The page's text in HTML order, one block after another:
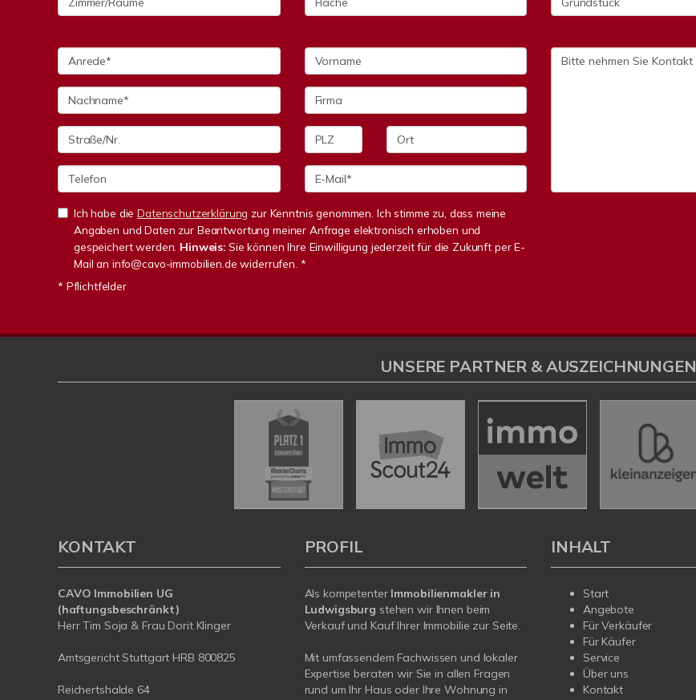
Ich habe dieDatenschutzerklärung zur Kenntnis genommen. Ich stimme zu, dass meine
Angaben und Daten zur Beantwortung meiner Anfrage elektronisch erhoben und
gespeichert werden. Hinweis:Sie können Ihre Einwilligung jederzeit für die Zukunft per E-
Mail an info@cavo-immobilien.de widerrufen. *
* Pflichtfelder
UNSERE PARTNER & AUSZEICHNUNGEN
KONTAKT
CAVO Immobilien UG
(haftungsbeschränkt)
Herr Tim Soja & Frau Dorit Klinger
Amtsgericht Stuttgart HRB 800825
Reichertshalde 64
PROFIL
Als kompetenter Immobilienmakler in
Ludwigsburg stehen wir Ihnen beim
Verkauf und Kauf Ihrer Immobilie zur Seite.
Mit umfassendem Fachwissen und lokaler
Expertise beraten wir Sie in allen Fragen
rund um Ihr Haus oder Ihre Wohnung in
INHALT
Start
Angebote
Für Verkäufer
Für Käufer
Service
Über uns
Kontakt